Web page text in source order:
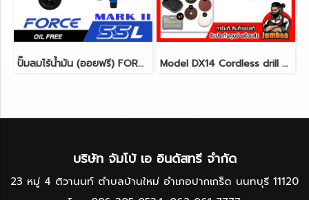
ปั๊มลมไร้น้ำมัน (ออยฟรี) FORCE-55 1450W.x2 ถัง 55ลิตร PUMA Model DX14 Cordless drill set 3/8"(10mm.) 30N.m 12V MAX* Brushless CAT@(copy)(copy)(copy)(copy)(copy)(copy)(copy)(copy)(copy)(copy)(copy)(copy)
บริษัท จัมโบ้ เอ อินดัสทรี จำกัด
23 หมู่ 4 ติวานนท์ ตำบลบ้านใหม่ อำเภอปากเกร็ด นนทบุรี 11120